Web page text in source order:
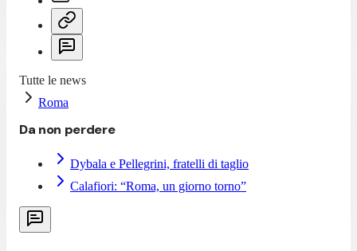
Tutte le news
Roma
Da non perdere
Dybala e Pellegrini, fratelli di taglio
Calafiori: “Roma, un giorno torno”